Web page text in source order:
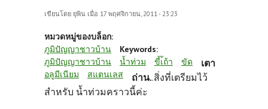
เขียนโดย ยุพิน เมื่อ 17 พฤศจิกายน, 2011 - 23:23
หมวดหมู่ของบล็อก:
ภูมิปัญญาชาวบ้าน
Keywords:
ภูมิปัญญาชาวบ้าน
น้ำท่วม ขี้เ้ถ้า
ขัด
อลูมีเนียม
สแตนเลส
เตา
ถ่าน..สิ่งที่เตรียมไว้
สำหรับ น้ำท่วมคราวนี้ค่ะ